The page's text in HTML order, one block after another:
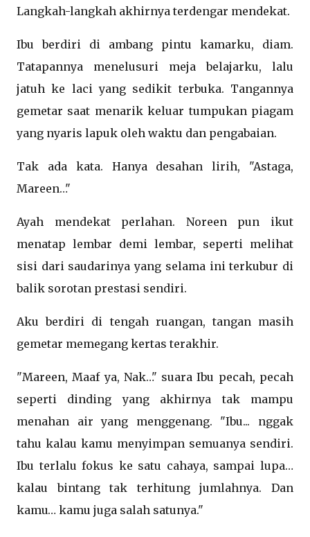
Langkah-langkah akhirnya terdengar mendekat.
Ibu berdiri di ambang pintu kamarku, diam.
Tatapannya menelusuri meja belajarku, lalu
jatuh ke laci yang sedikit terbuka. Tangannya
gemetar saat menarik keluar tumpukan piagam
yang nyaris lapuk oleh waktu dan pengabaian.
Tak ada kata. Hanya desahan lirih, "Astaga,
Mareen…"
Ayah mendekat perlahan. Noreen pun ikut
menatap lembar demi lembar, seperti melihat
sisi dari saudarinya yang selama ini terkubur di
balik sorotan prestasi sendiri.
Aku berdiri di tengah ruangan, tangan masih
gemetar memegang kertas terakhir.
"Mareen, Maaf ya, Nak…" suara Ibu pecah, pecah
seperti dinding yang akhirnya tak mampu
menahan air yang menggenang. "Ibu... nggak
tahu kalau kamu menyimpan semuanya sendiri.
Ibu terlalu fokus ke satu cahaya, sampai lupa…
kalau bintang tak terhitung jumlahnya. Dan
kamu… kamu juga salah satunya."